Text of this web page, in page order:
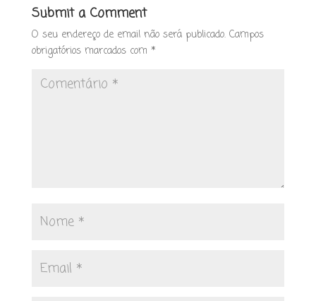
Submit a Comment
O seu endereço de email não será publicado. Campos
obrigatórios marcados com *